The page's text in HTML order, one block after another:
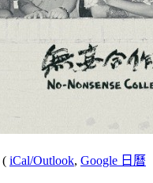
( iCal/Outlook, Google 日曆